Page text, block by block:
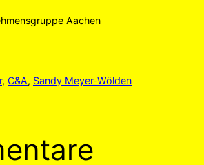
Aachen
, C&A, Sandy Meyer-Wölden